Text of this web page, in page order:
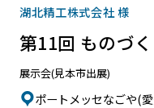
湖北精工株式会社 様
第11回 ものづ
展示会(見本市出展)
ポートメッセなごや(